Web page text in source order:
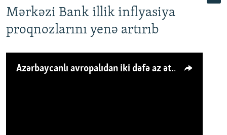
Mərkəzi Bank illik inflyasiya
proqnozlarını yenə artırıb
Azərbaycanlı avropalıdan iki dəfə az ət yeyir, amma... 'Qiymət artımı qaçılmazdır'